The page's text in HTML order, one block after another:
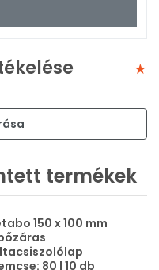
termékek
150 x 100 mm
80 | 10 db